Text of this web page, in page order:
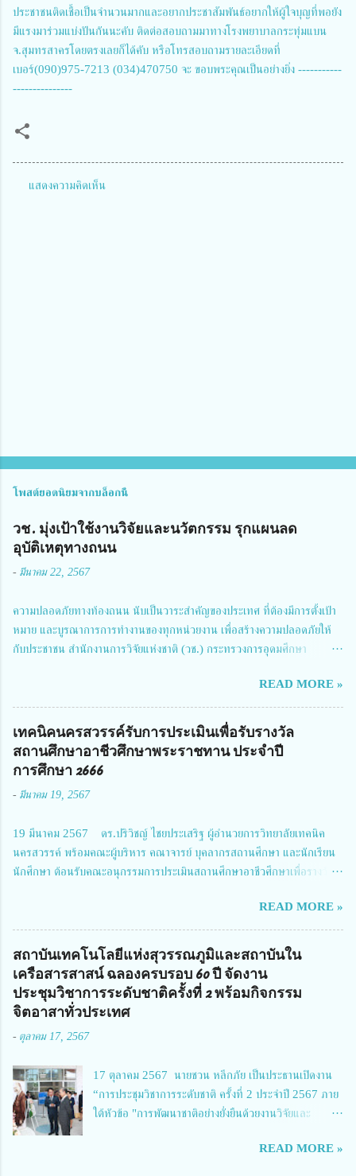
ประชาชนติดเชื้อเป็นจำนวนมากและอยากประชาสัมพันธ์อยากให้ผู้ใจบุญที่พอยัง
มีแรงมาร่วมแบ่งปันกันนะคับ ติดต่อสอบถามมาทางโรงพยาบาลกระทุ่มแบน
จ.สุมทรสาครโดยตรงเลยก็ได้คับ หรือโทรสอบถามรายละเอียดที่
เบอร์(090)975-7213 (034)470750 จะ ขอบพระคุณเป็นอย่างยิ่ง -----------
---------------
แสดงความคิดเห็น
โพสต์ยอดนิยมจากบล็อกนี้
วช. มุ่งเป้าใช้งานวิจัยและนวัตกรรม รุกแผนลด
อุบัติเหตุทางถนน
- มีนาคม 22, 2567
ความปลอดภัยทางท้องถนน นับเป็นวาระสำคัญของประเทศ ที่ต้องมีการตั้งเป้า
หมาย และบูรณาการการทำงานของทุกหน่วยงาน เพื่อสร้างความปลอดภัยให้
กับประชาชน สำนักงานการวิจัยแห่งชาติ (วช.) กระทรวงการอุดมศึกษา
สมาคมวิศวกรรมชีวการแพทย์ไทย จัดการประชุมเผยแพร่ผลการดำเนินงาน
โครงการการวิจัยเชิงปฏิบัติการโดยบูรณาการทุกภาคส่วน เพื่อลดอุบัติเหตุและ
การเสียชีวิตให้สอดคล้องกับเป้าหมายแผนแม่บทฉบับที่ 5 ในวันที่ 22 มีนาคม
2567 โดยมี ดร.วิภารัตน์ ดีอ่อง ผู้อำนวยการสำนักงานการวิจัยแห่งชาติ เป็น
ประธานในพิธีเปิดพร้อมให้นโยบายการผลักดันงานวิจัยเพื่อความปลอดภัยทาง
การประชุมในครั้งนี้ นางสาวสตตกมล เกียรติพานิช ผู้อำนวยการกองบริหารทุน
Richmond Stylish Convention Hotel จังหวัดนนทบุรี ดร.วิภารัตน์ ดีอ่อง
ผู้อำนวยการสำนักงานการวิจัยแห่งชาติ กล่าวว่า วช. ในฐานะหน่วยงานบริหาร
จัดการทุนวิจัยและนวัตกรรมได้เล็งเห็นถึงความสำคัญของกา...
READ MORE »
เทคนิคนครสวรรค์รับการประเมินเพื่อรับรางวัล
สถานศึกษาอาชีวศึกษาพระราชทาน ประจำปี
การศึกษา 2666
- มีนาคม 19, 2567
19 มีนาคม 2567 ดร.ปริวิชญ์ ไชยประเสริฐ ผู้อำนวยการวิทยาลัยเทคนิค
นครสวรรค์ พร้อมคณะผู้บริหาร คณาจารย์ บุคลากรสถานศึกษา และนักเรียน
นักศึกษา ต้อนรับคณะอนุกรรมการประเมินสถานศึกษาอาชีวศึกษาเพื่อรางวัล
นายจักรภพ เนวะมาตย์ ผู้อำนวยการวิทยาลัยเทคนิคตาก ประธานคณะอนุกร
รมการฯ 1.นายวณิชา คณะใน ผู้ทรงคุณวุฒิ 2.นายภัทธาวุธ โพธา ผู้อำนวย
การวิทยาลัยสารพัดช่างกำแพงเพชร 3.นางสาวหัตถาภรณ์ เสาร์เรือน ผู้อำนวย
การวิทยาลัยการอาชีพบ้านตาก 4.นางเพ็ญศรี ขุนทอง ผู้อำนวยการวิทยาลัย
การอาชีพรัตนประสิทธิ์วิทย์ 5.นายธเนศ คงวังทอง ผู้อำนวยการวิทยาลัย
เกษตรและเทคโนโลยีพิจิตร 6.นายชัยณรงค์ คชมาตย์ ผู้อำนวยการวิทยาลัย
8.นายณัฐกฤต ภูทวี รองผู้อำนวยการวิทยาลัยเทคนิคตาก นายจักรภพ กล่าว
ยาวนาน มีบุคลากร นักเรียน นักศึกษาจำนวนมาก ต้องการควา...
READ MORE »
สถาบันเทคโนโลยีแห่งสุวรรณภูมิและสถาบันใน
เครือสารสาสน์ ฉลองครบรอบ 60 ปี จัดงาน
ประชุมวิชาการระดับชาติครั้งที่ 2 พร้อมกิจกรรม
จิตอาสาทั่วประเทศ
- ตุลาคม 17, 2567
17 ตุลาคม 2567 นายชวน หลีกภัย เป็นประธานเปิดงาน
“การประชุมวิชาการระดับชาติ ครั้งที่ 2 ประจำปี 2567 ภาย
ใต้หัวข้อ "การพัฒนาชาติอย่างยั่งยืนด้วยงานวิจัยและ
Technology National Conference 2024: 'Towards
READ MORE »